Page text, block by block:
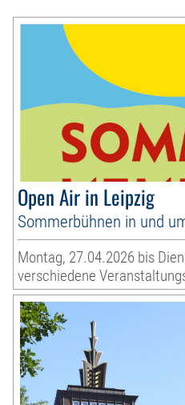
Open Air in Leipzig
Sommerbühnen in und
Montag, 27.04.2026 bis
verschiedene